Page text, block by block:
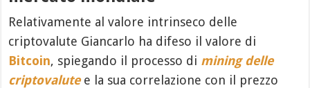
Relativamente al valore intrinseco delle
criptovalute Giancarlo ha difeso il valore di
Bitcoin, spiegando il processo di mining delle
criptovalute e la sua correlazione con il prezzo